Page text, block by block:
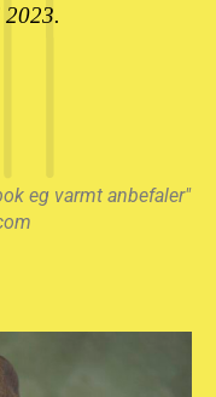
2023.
eg varmt anbefaler"